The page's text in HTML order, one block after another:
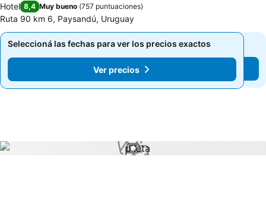
Hotel 8,4 Muy bueno (757 puntuaciones)
Ruta 90 km 6, Paysandú, Uruguay
Seleccioná las fechas para ver los precios exactos
Ver precios
Seleccioná las fechas para ver los precios exactos
Ver precios
1 / 1